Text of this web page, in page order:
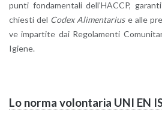
punti fon­da­men­ta­li del­l’HAC­CP,
chie­sti del Codex Ali­men­ta­riuse alle
ve im­par­ti­te dai Re­go­la­men­ti
Igie­ne.
Lo norma vo­lon­ta­ria UNI EN